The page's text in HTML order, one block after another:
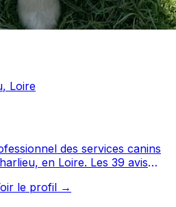
, Loire
des services canins
Loire. Les 39 avis
pas à
le profil →